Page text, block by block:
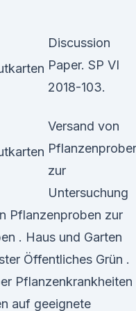
Discussion
Paper. SP VI
2018-103.
Versand von
zur
Untersuchung
Pflanzenproben zur
. Haus und Garten
Öffentliches Grün .
Pflanzenkrankheiten
auf geeignete